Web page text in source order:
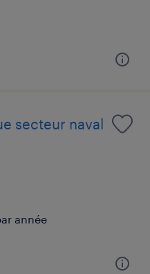
secteur naval
année